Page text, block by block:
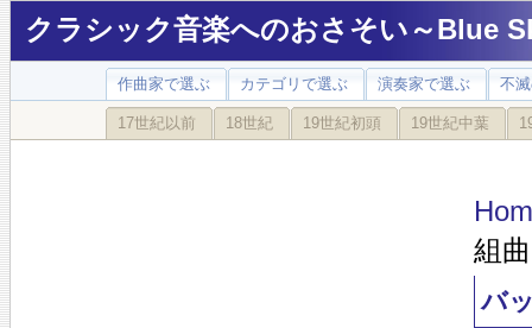
クラシック音楽へのおさそい～Blue
作曲家で選ぶ カテゴリで選ぶ 演奏家で選ぶ 不
17世紀以前 18世紀 19世紀初頭 19世紀中葉
組
バ